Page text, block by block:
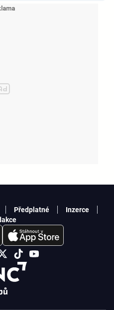
Předplatné
Inzerce